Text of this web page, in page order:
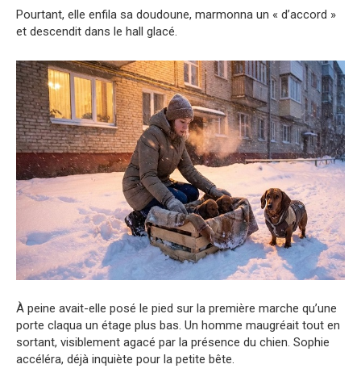
Pourtant, elle enfila sa doudoune, marmonna un « d’accord »
et descendit dans le hall glacé.
À peine avait-elle posé le pied sur la première marche qu’une
porte claqua un étage plus bas. Un homme maugréait tout en
sortant, visiblement agacé par la présence du chien. Sophie
accéléra, déjà inquiète pour la petite bête.